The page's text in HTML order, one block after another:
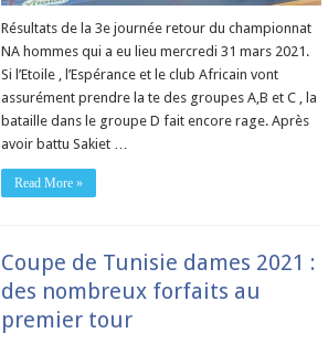
Résultats de la 3e journée retour du championnat
NA hommes qui a eu lieu mercredi 31 mars 2021.
Si l’Etoile , l’Espérance et le club Africain vont
assurément prendre la te des groupes A,B et C , la
bataille dans le groupe D fait encore rage. Après
avoir battu Sakiet …
Read More »
Coupe de Tunisie dames 2021 :
des nombreux forfaits au
premier tour